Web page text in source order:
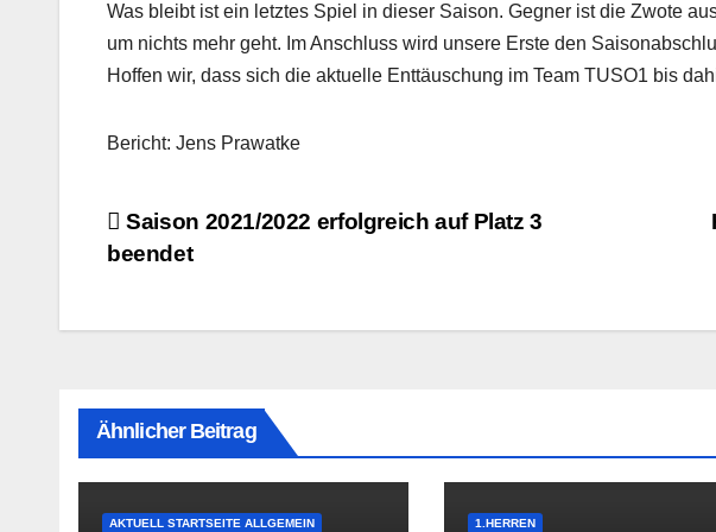
Was bleibt ist ein letztes Spiel in dieser Saison. Gegner ist die Zwote
um nichts mehr geht. Im Anschluss wird unsere Erste den
Hoffen wir, dass sich die aktuelle Enttäuschung im Team TUSO1 bis
Bericht: Jens Prawatke
Beitragsnavigation
Saison 2021/2022 erfolgreich auf Platz 3
beendet
Ähnlicher Beitrag
AKTUELL STARTSEITE ALLGEMEIN
1.HERREN